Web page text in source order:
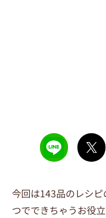
今回は143品のレシ
つでできちゃうお役